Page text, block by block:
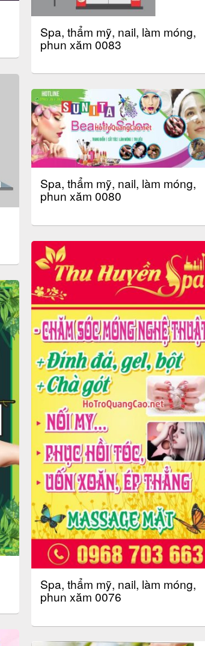
Spa, thẩm mỹ, nail, làm móng,
phun xăm 0083
Spa, thẩm mỹ, nail, làm móng,
phun xăm 0080
Spa, thẩm mỹ, nail, làm móng,
phun xăm 0076